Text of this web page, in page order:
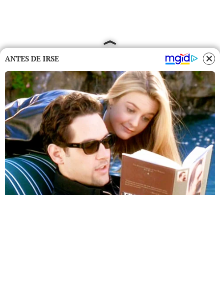
ANTES DE IRSE